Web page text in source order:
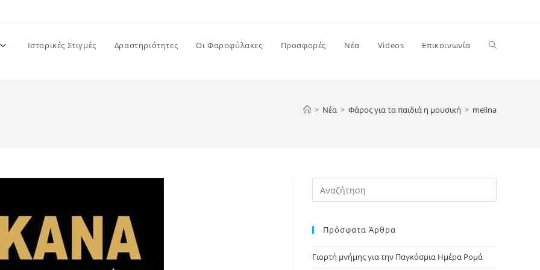
Ιστορικές Στιγμές Δραστηριότητες Οι Φαροφύλακες Προσφορές Νέα Videos Επικοινωνία Toggle
> Νέα > Φάρος για τα παιδιά η μουσική > melina
Escape
Πρόσφατα Άρθρα
Γιορτή μνήμης για την Παγκόσμια Ημέρα Ρομά